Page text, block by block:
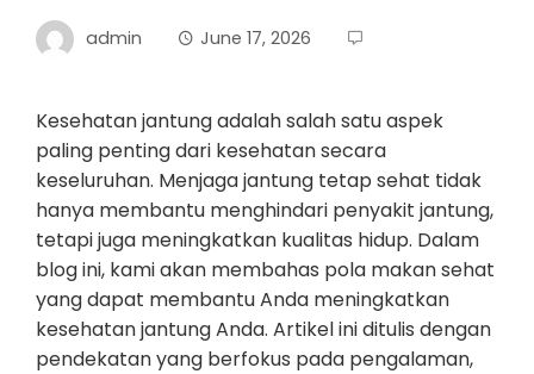
admin June 17, 2026
Kesehatan jantung adalah salah satu aspek
paling penting dari kesehatan secara
keseluruhan. Menjaga jantung tetap sehat tidak
hanya membantu menghindari penyakit jantung,
tetapi juga meningkatkan kualitas hidup. Dalam
blog ini, kami akan membahas pola makan sehat
yang dapat membantu Anda meningkatkan
kesehatan jantung Anda. Artikel ini ditulis dengan
pendekatan yang berfokus pada pengalaman,